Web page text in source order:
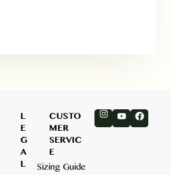
L
E
G
A
L
CUSTO
MER
SERVIC
E
Sizing Guide